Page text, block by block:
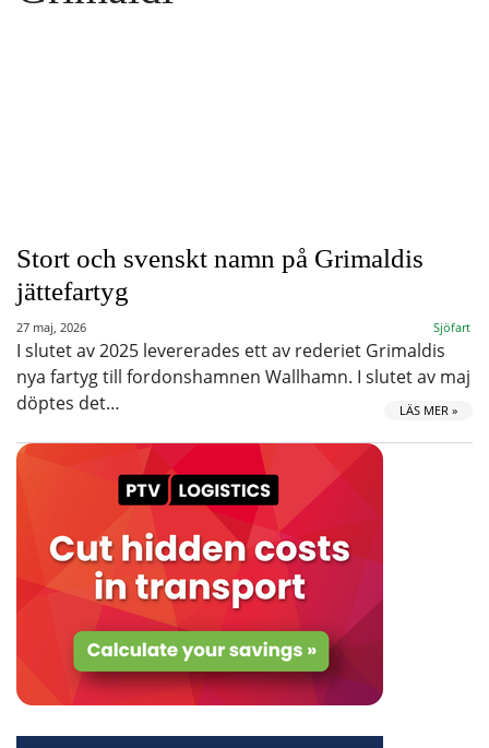
Stort och svenskt namn på Grimaldis
jättefartyg
27 maj, 2026 Sjöfart
I slutet av 2025 levererades ett av rederiet Grimaldis
nya fartyg till fordonshamnen Wallhamn. I slutet av maj
döptes det…
LÄS MER »